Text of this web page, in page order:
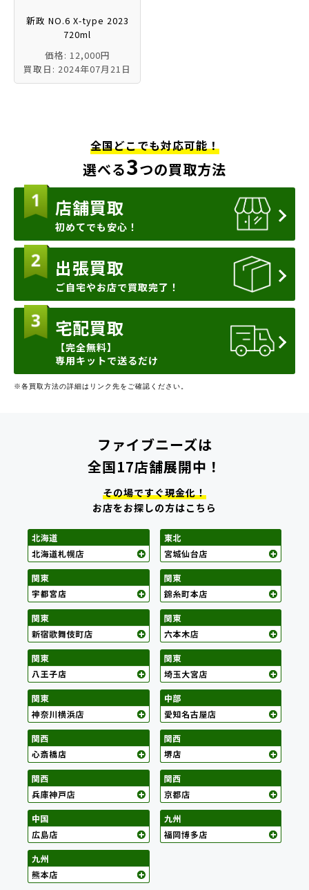
新政 NO.6 X-type 2023
720ml
価格: 12,000円
買取日: 2024年07月21日
全国どこでも対応可能！
選べる3つの買取方法
店舗買取
初めてでも安心！
出張買取
ご自宅やお店で買取完了！
宅配買取
【完全無料】
専用キットで送るだけ
※各買取方法の詳細はリンク先をご確認ください。
ファイブニーズは
全国17店舗展開中！
その場ですぐ現金化！
お店をお探しの方はこちら